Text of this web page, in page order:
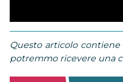
Questo articolo
potremmo ricevere una